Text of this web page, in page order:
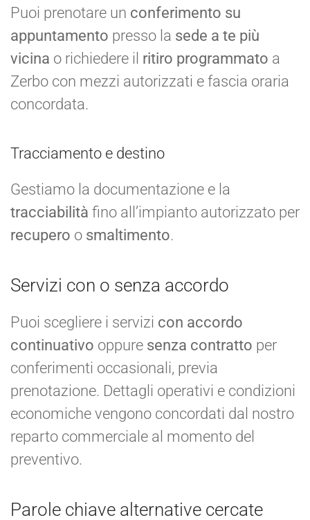
Puoi prenotare un conferimento su
appuntamento presso la sede a te più
vicina o richiedere il ritiro programmato a
Zerbo con mezzi autorizzati e fascia oraria
concordata.
Tracciamento e destino
Gestiamo la documentazione e la
tracciabilità fino all’impianto autorizzato per
recupero o smaltimento.
Servizi con o senza accordo
Puoi scegliere i servizi con accordo
continuativo oppure senza contratto per
conferimenti occasionali, previa
prenotazione. Dettagli operativi e condizioni
economiche vengono concordati dal nostro
reparto commerciale al momento del
preventivo.
Parole chiave alternative cercate